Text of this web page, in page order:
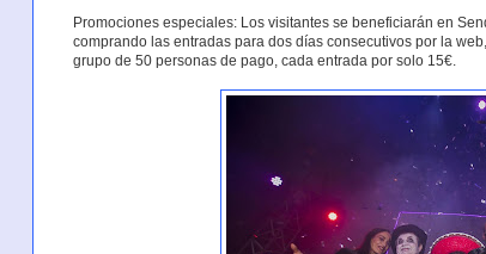
Promociones especiales: Los visitantes se beneficiarán en
comprando las entradas para dos días consecutivos por la
grupo de 50 personas de pago, cada entrada por solo 15€.